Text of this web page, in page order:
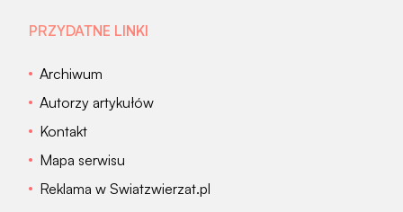
PRZYDATNE LINKI
Archiwum
Autorzy artykułów
Kontakt
Mapa serwisu
Reklama w Swiatzwierzat.pl